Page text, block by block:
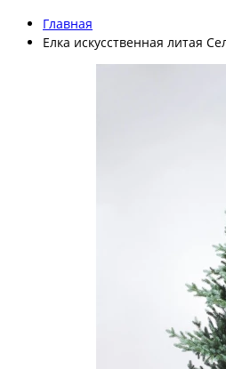
Главная
Елка искусственная литая